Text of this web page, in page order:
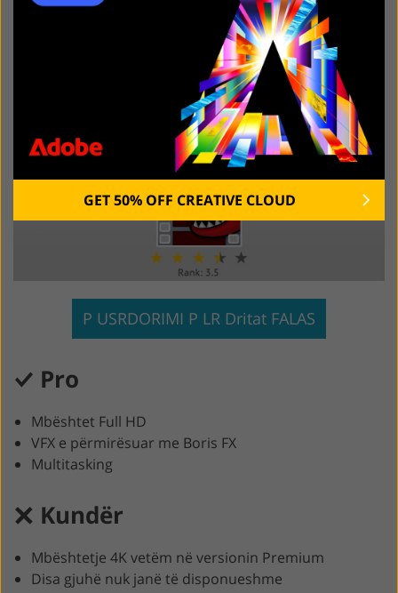
lehtë krijimin e animacioneve tre-dimensionale, siç janë
titujt e animuar, teksti fluturues, bora dhe fletëpalosje
P USRDORIMI P LR Dritat FALAS
Pro
Mbështet Full HD
VFX e përmirësuar me Boris FX
Multitasking
Kundër
Mbështetje 4K vetëm në versionin Premium
Disa gjuhë nuk janë të disponueshme
GET 50% OFF CREATIVE CLOUD